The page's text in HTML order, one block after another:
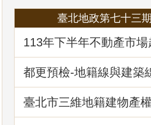
臺北地政第七十三期
113年下半年不動產市場
析
都更預檢-地籍線與建築
作業
臺北市三維地籍建物產
現在進行式